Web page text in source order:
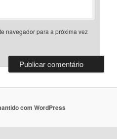
navegador para a próxima vez
com WordPress